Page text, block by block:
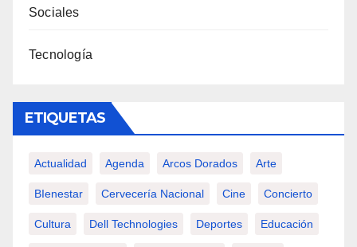
Sociales
Tecnología
ETIQUETAS
Actualidad Agenda Arcos Dorados Arte
BIenestar Cervecería Nacional Cine Concierto
Cultura Dell Technologies Deportes Educación